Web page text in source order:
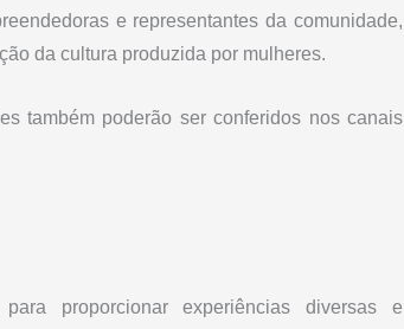
e representantes da comunidade,
da cultura produzida por mulheres.
também poderão ser conferidos nos canais
proporcionar experiências diversas e